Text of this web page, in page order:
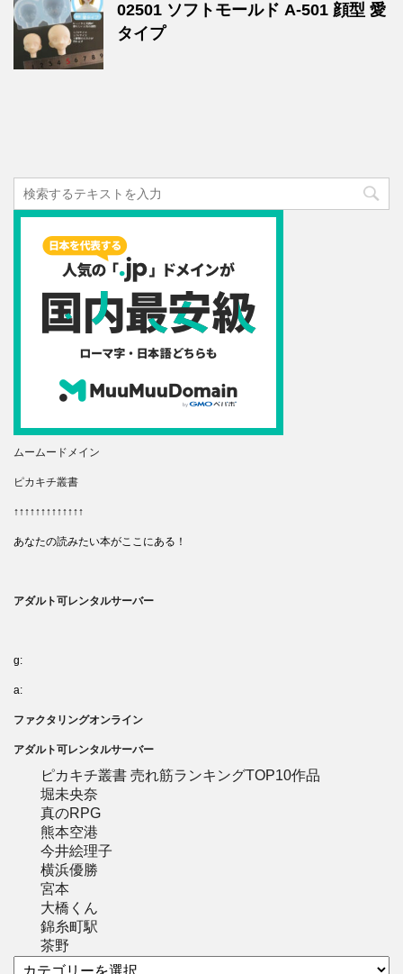
02501 ソフトモールド A-501 顔型 愛
タイプ
ムームードメイン
ピカキチ叢書
↑↑↑↑↑↑↑↑↑↑↑↑↑
あなたの読みたい本がここにある！
アダルト可レンタルサーバー
g:
a:
ファクタリングオンライン
アダルト可レンタルサーバー
ピカキチ叢書 売れ筋ランキングTOP10作品
堀未央奈
真のRPG
熊本空港
今井絵理子
横浜優勝
宮本
大橋くん
錦糸町駅
茶野